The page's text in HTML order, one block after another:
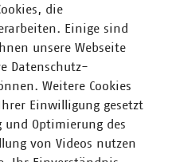
Daten Fakten 2024
– denn nichts
passiert: Unser Beitrag
Unsere
vku-positionen/
die
Einige sind
unsere Webseite
Datenschutz-
Weitere Cookies
Einwilligung gesetzt
und Optimierung des
von Videos nutzen